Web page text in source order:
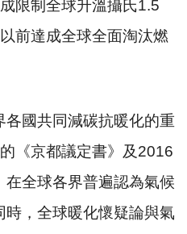
限制全球升溫攝氏1.5
前達成全球全面淘汰燃
國共同減碳抗暖化的重
《京都議定書》及2016
全球各界普遍認為氣候
，全球暖化懷疑論與氣